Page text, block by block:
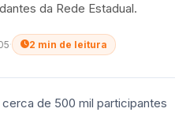
da Rede Estadual.
· 2 min de leitura